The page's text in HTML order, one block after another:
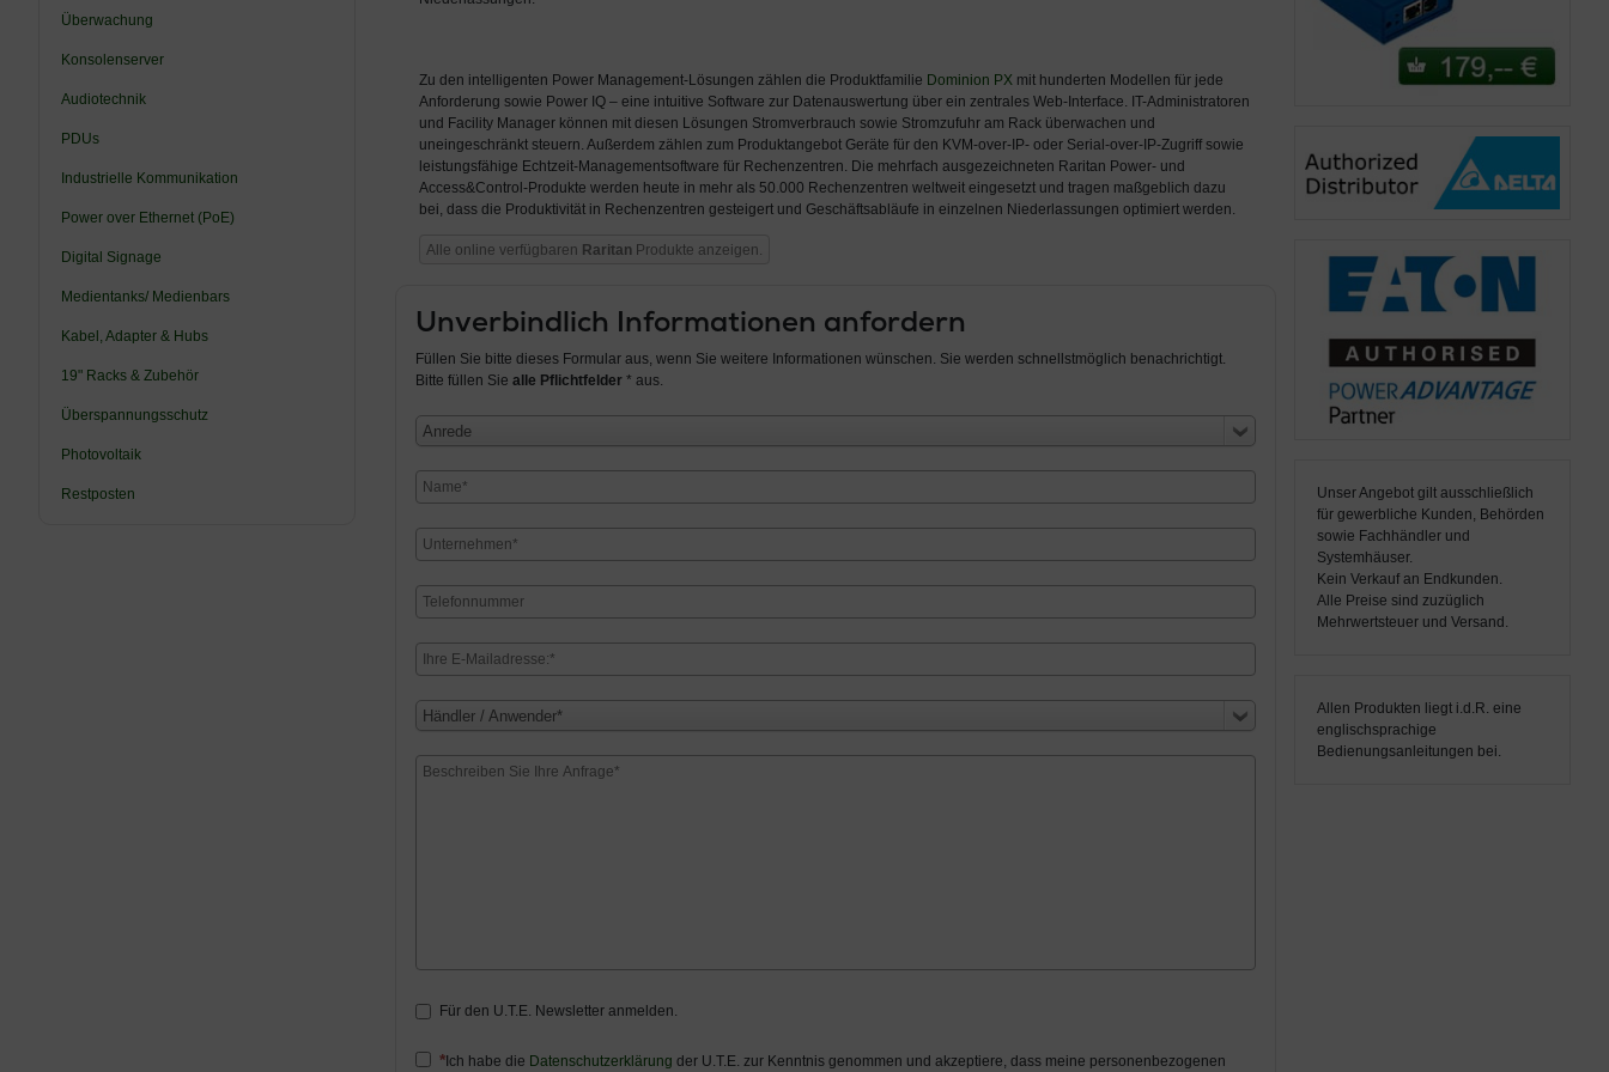
Überwachung
Konsolenserver
Audiotechnik
PDUs
Industrielle Kommunikation
Power over Ethernet (PoE)
Digital Signage
Medientanks/ Medienbars
Kabel, Adapter & Hubs
19" Racks & Zubehör
Überspannungsschutz
Photovoltaik
Restposten
Zu den intelligenten Power Management-Lösungen zählen die Produktfamilie Dominion PX mit hunderten Modellen für jede
Anforderung sowie Power IQ – eine intuitive Software zur Datenauswertung über ein zentrales Web-Interface. IT-Administratoren
und Facility Manager können mit diesen Lösungen Stromverbrauch sowie Stromzufuhr am Rack überwachen und
uneingeschränkt steuern. Außerdem zählen zum Produktangebot Geräte für den KVM-over-IP- oder Serial-over-IP-Zugriff sowie
leistungsfähige Echtzeit-Managementsoftware für Rechenzentren. Die mehrfach ausgezeichneten Raritan Power- und
Access&Control-Produkte werden heute in mehr als 50.000 Rechenzentren weltweit eingesetzt und tragen maßgeblich dazu
bei, dass die Produktivität in Rechenzentren gesteigert und Geschäftsabläufe in einzelnen Niederlassungen optimiert werden.
Alle online verfügbaren Raritan Produkte anzeigen.
Unverbindlich Informationen anfordern
Füllen Sie bitte dieses Formular aus, wenn Sie weitere Informationen wünschen. Sie werden schnellstmöglich benachrichtigt.
Bitte füllen Sie alle Pflichtfelder* aus.
Anrede
Händler / Anwender*
Für den U.T.E. Newsletter anmelden.
Ich habe die Datenschutzerklärung der U.T.E. zur Kenntnis genommen und akzeptiere, dass meine personenbezogenen
Unser Angebot gilt ausschließlich
für gewerbliche Kunden, Behörden
sowie Fachhändler und
Systemhäuser.
Kein Verkauf an Endkunden.
Alle Preise sind zuzüglich
Mehrwertsteuer und Versand.
Allen Produkten liegt i.d.R. eine
englischsprachige
Bedienungsanleitungen bei.